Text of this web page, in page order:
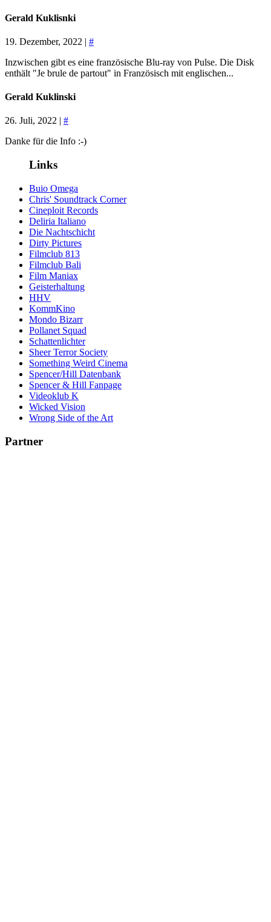
Gerald Kuklisnki
19. Dezember, 2022 | #
Inzwischen gibt es eine französische Blu-ray von Pulse. Die Disk
enthält "Je brule de partout" in Französisch mit englischen...
Gerald Kuklinski
26. Juli, 2022 | #
Danke für die Info :-)
Links
Buio Omega
Chris' Soundtrack Corner
Cineploit Records
Deliria Italiano
Die Nachtschicht
Dirty Pictures
Filmclub 813
Filmclub Bali
Film Maniax
Geisterhaltung
HHV
KommKino
Mondo Bizarr
Pollanet Squad
Schattenlichter
Sheer Terror Society
Something Weird Cinema
Spencer/Hill Datenbank
Spencer & Hill Fanpage
Videoklub K
Wicked Vision
Wrong Side of the Art
Partner